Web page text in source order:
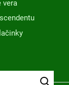
vera